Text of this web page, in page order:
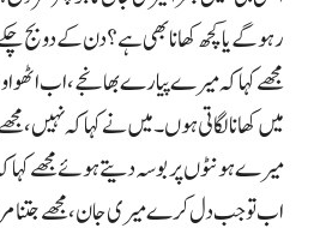
رہو گے یا کچھ کھانا بھی ہے؟ دن کے دو بج
مجھے کہا کہ میرے پیارے بھانجے، اب اٹھو
میں کھانا لگاتی ہوں۔ میں نے کہا کہ نہیں،
میرے ہونٹوں پر بوسہ دیتے ہوئے مجھے کہا
اب تو جب دل کرے میری جان، مجھے جتنا